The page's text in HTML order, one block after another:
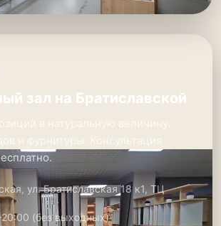
зал на Братиславской
в натуральную величину.
и фурнитуры. Консультация
ул. Братиславская 18 к1, ТЦ
(без выходных)